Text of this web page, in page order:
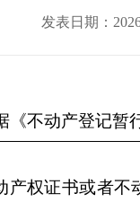
发表日期：
《不动产登记暂
产权证书或者不